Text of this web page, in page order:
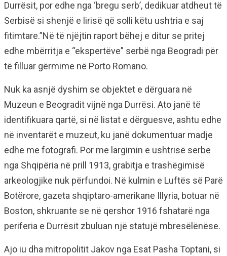
Durrësit, por edhe nga ‘bregu serb’, dedikuar atdheut të
Serbisë si shenjë e lirisë që solli këtu ushtria e saj
fitimtare.”Në të njëjtin raport bëhej e ditur se pritej
edhe mbërritja e “ekspertëve” serbë nga Beogradi për
të filluar gërmime në Porto Romano.
Nuk ka asnjë dyshim se objektet e dërguara në
Muzeun e Beogradit vijnë nga Durrësi. Ato janë të
identifikuara qartë, si në listat e dërguesve, ashtu edhe
në inventarët e muzeut, ku janë dokumentuar madje
edhe me fotografi. Por me largimin e ushtrisë serbe
nga Shqipëria në prill 1913, grabitja e trashëgimisë
arkeologjike nuk përfundoi. Në kulmin e Luftës së Parë
Botërore, gazeta shqiptaro-amerikane Illyria, botuar në
Boston, shkruante se në qershor 1916 fshatarë nga
periferia e Durrësit zbuluan një statujë mbresëlënëse.
Ajo iu dha mitropolitit Jakov nga Esat Pasha Toptani, si